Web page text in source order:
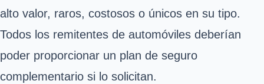
alto valor, raros, costosos o únicos en su tipo.
Todos los remitentes de automóviles deberían
poder proporcionar un plan de seguro
complementario si lo solicitan.